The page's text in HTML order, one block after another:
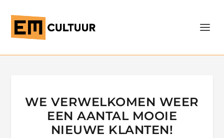
WE VERWELKOMEN WEER
EEN AANTAL MOOIE
NIEUWE KLANTEN!